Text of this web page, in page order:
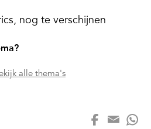
nog te verschijnen
alle thema's